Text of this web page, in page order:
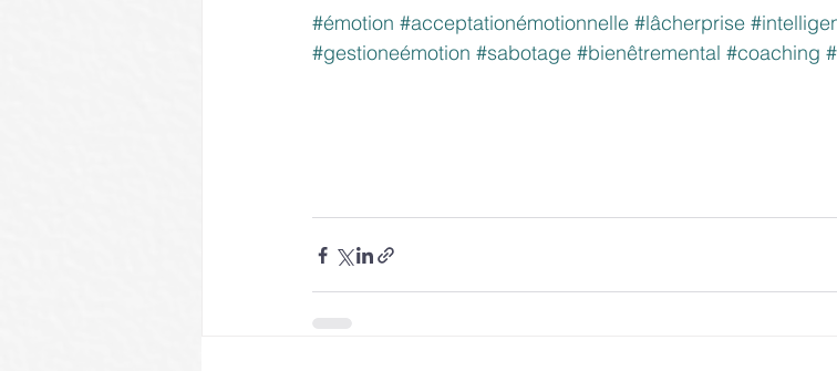
#émotion #acceptationémotionnelle #lâcherprise
#gestioneémotion #sabotage #bienêtremental #coaching